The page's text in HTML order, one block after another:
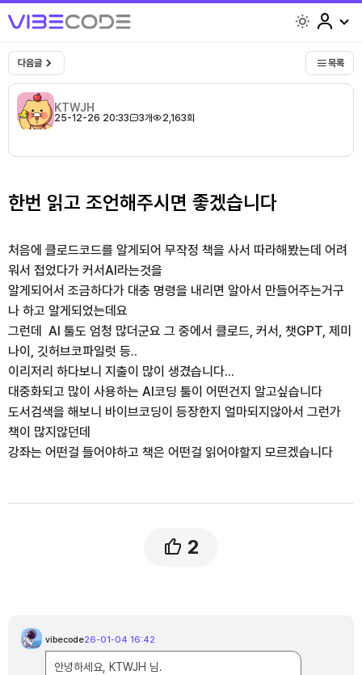
다음글 목록
KTWJH
25-12-26 20:33 3개 2,163회
한번 읽고 조언해주시면 좋겠습니다
처음에 클로드코드를 알게되어 무작정 책을 사서 따라해봤는데 어려
워서 접었다가 커서AI라는것을
알게되어서 조금하다가 대충 명령을 내리면 알아서 만들어주는거구
나 하고 알게되었는데요
그런데 AI 툴도 엄청 많더군요 그 중에서 클로드, 커서, 챗GPT, 제미
나이, 깃허브코파일럿 등..
이리저리 하다보니 지출이 많이 생겼습니다...
대중화되고 많이 사용하는 AI코딩 툴이 어떤건지 알고싶습니다
도서검색을 해보니 바이브코딩이 등장한지 얼마되지않아서 그런가
책이 많지않던데
강좌는 어떤걸 들어야하고 책은 어떤걸 읽어야할지 모르겠습니다
2
v
vibecode26-01-04 16:42
안녕하세요, KTWJH 님.